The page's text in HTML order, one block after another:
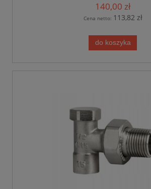
140,00 zł
Cena netto: 113,82 zł
do koszyka